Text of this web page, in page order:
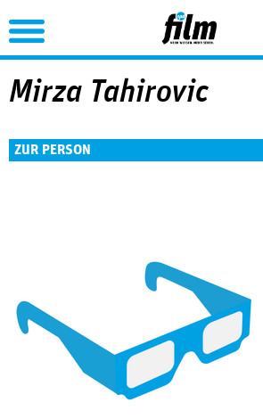
Jump to Navigation
Mirza Tahirovic
ZUR PERSON